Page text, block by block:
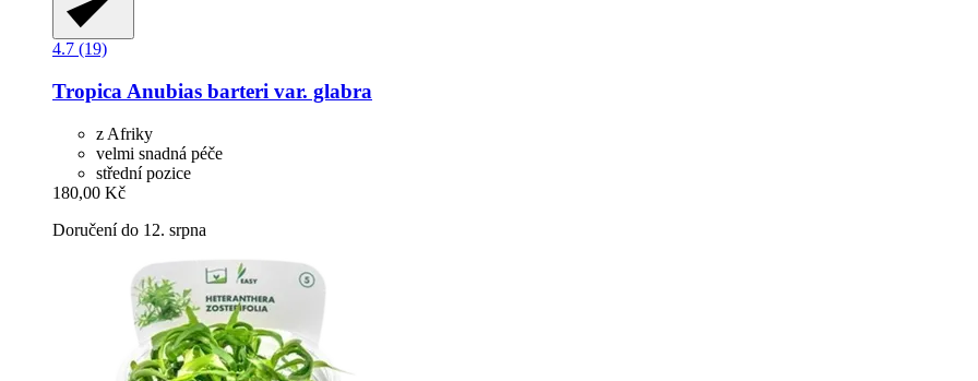
4.7 (19)
Tropica Anubias barteri var. glabra
z Afriky
velmi snadná péče
střední pozice
180,00 Kč
Doručení do 12. srpna